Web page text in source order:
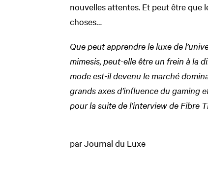
nouvelles attentes. Et peut être que
choses…
Que peut apprendre le luxe de
mimesis, peut-elle être un frein à la
mode est-il devenu le marché
grands axes d’influence du gaming
pour la suite de l’interview de Fibre
par Journal du Luxe